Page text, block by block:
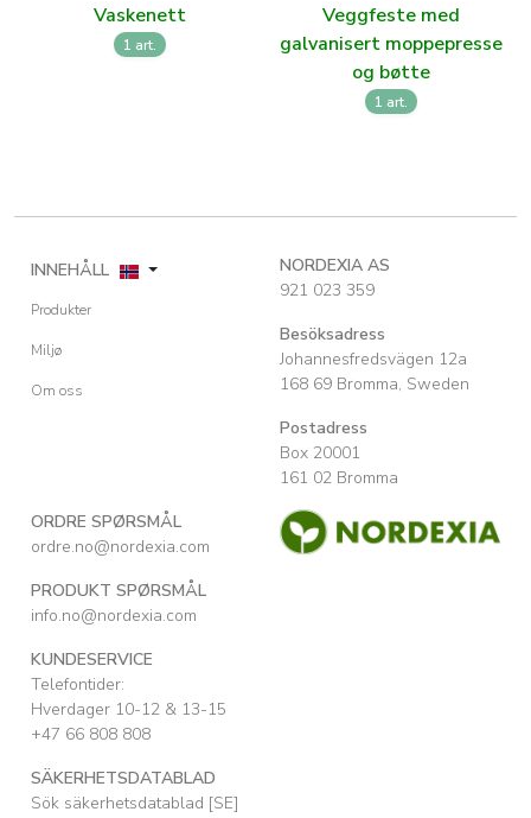
Vaskenett
1 art.
Veggfeste med
galvanisert moppepresse
og bøtte
1 art.
INNEHÅLL
Produkter
Miljø
Om oss
NORDEXIA AS
921 023 359
Besöksadress
Johannesfredsvägen 12a
168 69 Bromma, Sweden
Postadress
Box 20001
161 02 Bromma
ORDRE SPØRSMÅL
ordre.no@nordexia.com
PRODUKT SPØRSMÅL
info.no@nordexia.com
KUNDESERVICE
Telefontider:
Hverdager 10-12 & 13-15
+47 66 808 808
SÄKERHETSDATABLAD
Sök säkerhetsdatablad [SE]